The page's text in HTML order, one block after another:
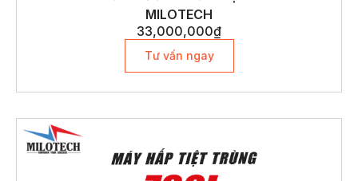
MILOTECH
33,000,000₫
Tư vấn ngay